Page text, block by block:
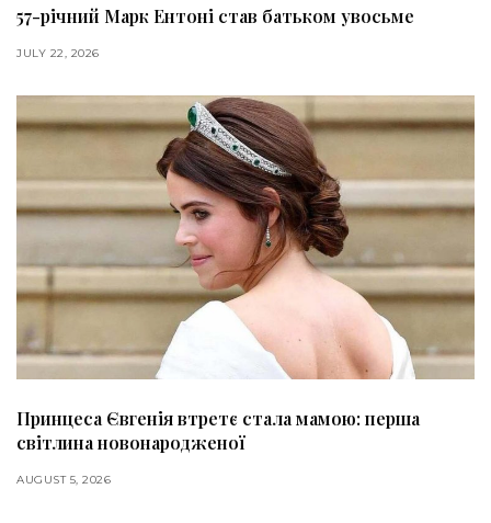
57-річний Марк Ентоні став батьком увосьме
JULY 22, 2026
Принцеса Євгенія втретє стала мамою: перша
світлина новонародженої
AUGUST 5, 2026